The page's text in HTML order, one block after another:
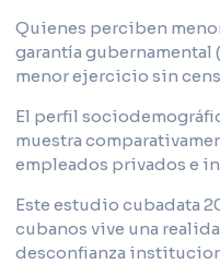
Quienes perciben
garantía gubernamental
menor ejercicio sin
El perfil
muestra
empleados privados e
Este estudio cubadata
cubanos vive una
desconfianza